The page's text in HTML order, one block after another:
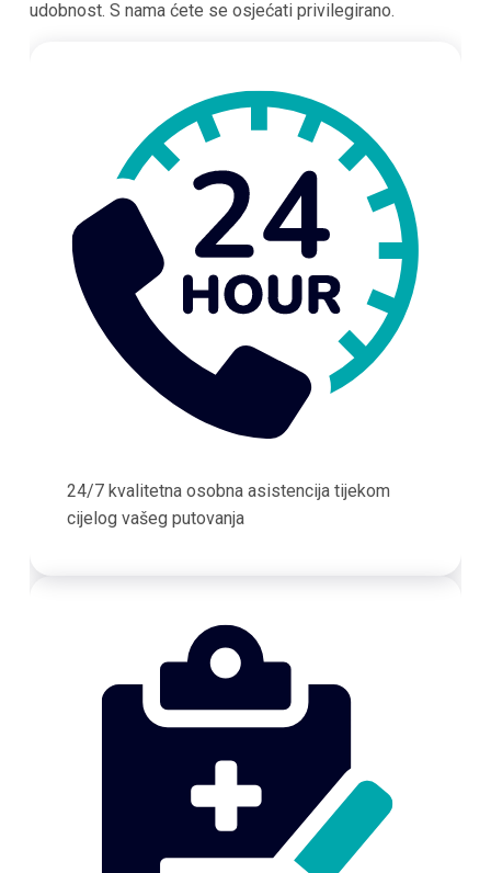
udobnost. S nama ćete se osjećati privilegirano.
24/7 kvalitetna osobna asistencija tijekom
cijelog vašeg putovanja